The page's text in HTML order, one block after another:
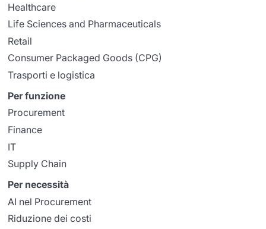
Healthcare
Life Sciences and Pharmaceuticals
Retail
Consumer Packaged Goods (CPG)
Trasporti e logistica
Per funzione
Procurement
Finance
IT
Supply Chain
Per necessità
AI nel Procurement
Riduzione dei costi